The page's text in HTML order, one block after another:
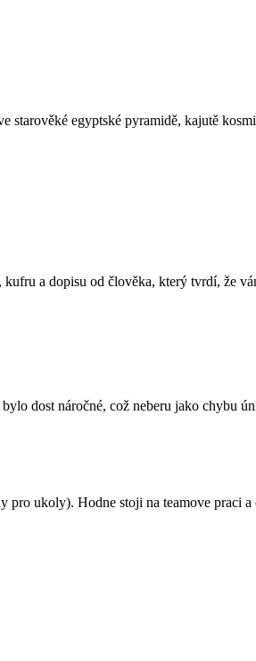
starověké egyptské pyramidě, kajutě
a dopisu od člověka, který tvrdí, že
dost náročné, což neberu jako chybu
ukoly). Hodne stoji na teamove praci